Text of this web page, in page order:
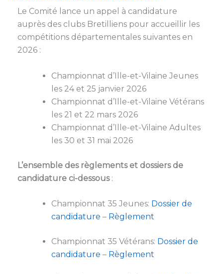
Le Comité lance un appel à candidature
auprès des clubs Bretilliens pour accueillir les
compétitions départementales suivantes en
2026 :
Championnat d’Ille-et-Vilaine Jeunes
les 24 et 25 janvier 2026
Championnat d’Ille-et-Vilaine Vétérans
les 21 et 22 mars 2026
Championnat d’Ille-et-Vilaine Adultes
les 30 et 31 mai 2026
L’ensemble des règlements et dossiers de
candidature ci-dessous :
Championnat 35 Jeunes: Dossier de
candidature – Règlement
Championnat 35 Vétérans: Dossier de
candidature – Règlement